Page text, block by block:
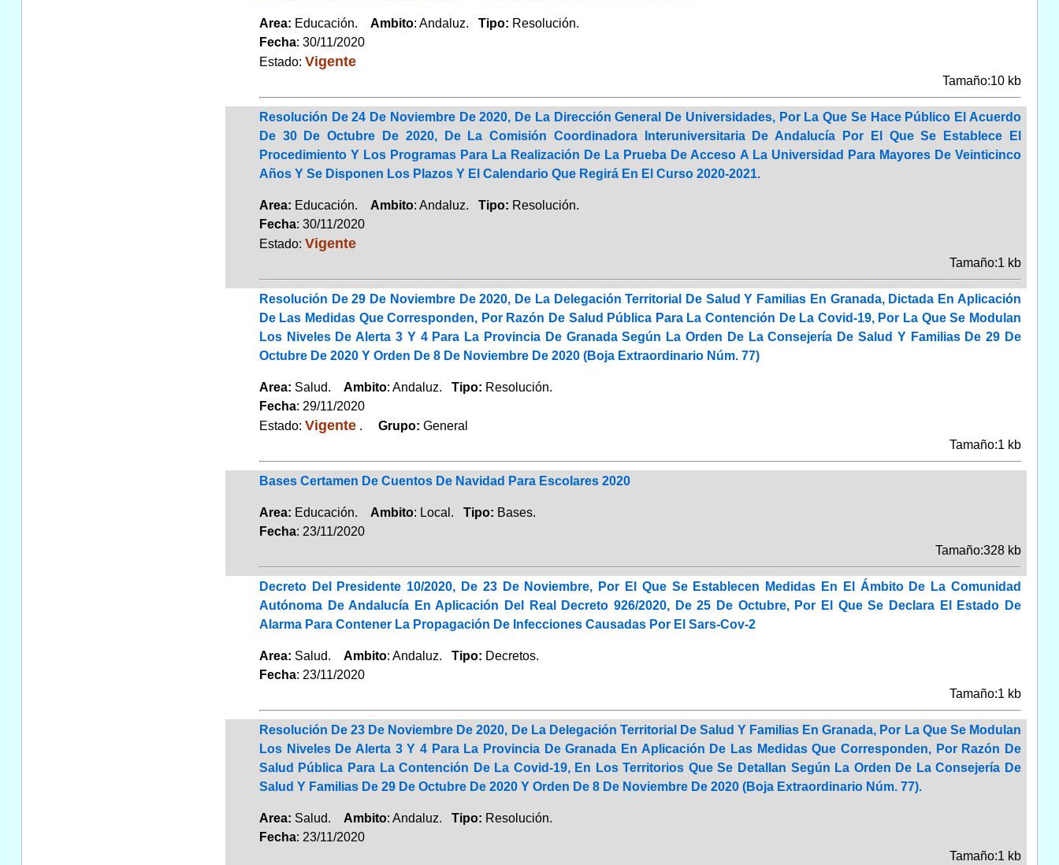
Area: Educación. Ambito: Andaluz. Tipo: Resolución.
Fecha: 30/11/2020
Estado: Vigente
Tamaño:10 kb
Resolución De 24 De Noviembre De 2020, De La Dirección General De Universidades, Por La Que Se Hace Público El Acuerdo
De 30 De Octubre De 2020, De La Comisión Coordinadora Interuniversitaria De Andalucía Por El Que Se Establece El
Procedimiento Y Los Programas Para La Realización De La Prueba De Acceso A La Universidad Para Mayores De Veinticinco
Años Y Se Disponen Los Plazos Y El Calendario Que Regirá En El Curso 2020-2021.
Area: Educación. Ambito: Andaluz. Tipo: Resolución.
Fecha: 30/11/2020
Estado: Vigente
Tamaño:1 kb
Resolución De 29 De Noviembre De 2020, De La Delegación Territorial De Salud Y Familias En Granada, Dictada En Aplicación
De Las Medidas Que Corresponden, Por Razón De Salud Pública Para La Contención De La Covid-19, Por La Que Se Modulan
Los Niveles De Alerta 3 Y 4 Para La Provincia De Granada Según La Orden De La Consejería De Salud Y Familias De 29 De
Octubre De 2020 Y Orden De 8 De Noviembre De 2020 (Boja Extraordinario Núm. 77)
Area: Salud. Ambito: Andaluz. Tipo: Resolución.
Fecha: 29/11/2020
Estado: Vigente. Grupo: General
Tamaño:1 kb
Bases Certamen De Cuentos De Navidad Para Escolares 2020
Area: Educación. Ambito: Local. Tipo: Bases.
Fecha: 23/11/2020
Tamaño:328 kb
Decreto Del Presidente 10/2020, De 23 De Noviembre, Por El Que Se Establecen Medidas En El Ámbito De La Comunidad
Autónoma De Andalucía En Aplicación Del Real Decreto 926/2020, De 25 De Octubre, Por El Que Se Declara El Estado De
Alarma Para Contener La Propagación De Infecciones Causadas Por El Sars-Cov-2
Area: Salud. Ambito: Andaluz. Tipo: Decretos.
Fecha: 23/11/2020
Tamaño:1 kb
Resolución De 23 De Noviembre De 2020, De La Delegación Territorial De Salud Y Familias En Granada, Por La Que Se Modulan
Los Niveles De Alerta 3 Y 4 Para La Provincia De Granada En Aplicación De Las Medidas Que Corresponden, Por Razón De
Salud Pública Para La Contención De La Covid-19, En Los Territorios Que Se Detallan Según La Orden De La Consejería De
Salud Y Familias De 29 De Octubre De 2020 Y Orden De 8 De Noviembre De 2020 (Boja Extraordinario Núm. 77).
Area: Salud. Ambito: Andaluz. Tipo: Resolución.
Fecha: 23/11/2020
Tamaño:1 kb